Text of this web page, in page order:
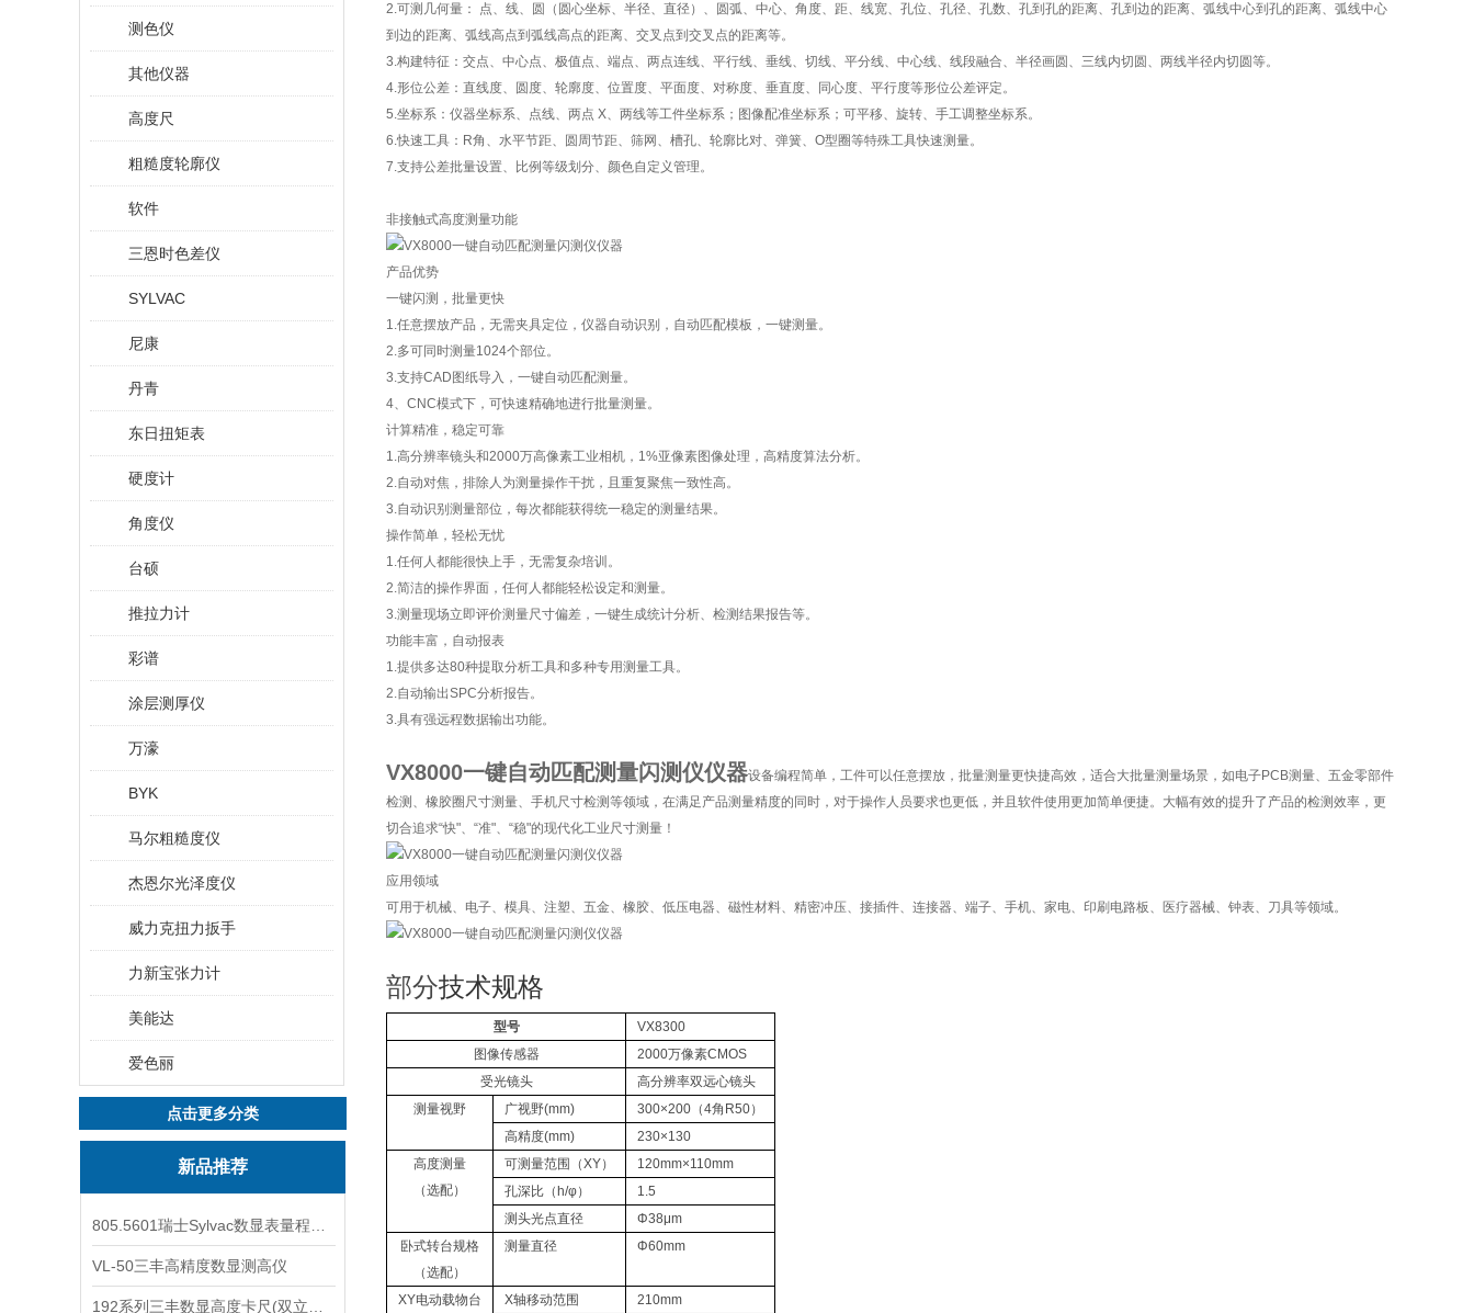
测色仪
其他仪器
高度尺
粗糙度轮廓仪
软件
三恩时色差仪
SYLVAC
尼康
丹青
东日扭矩表
硬度计
角度仪
台硕
推拉力计
彩谱
涂层测厚仪
万濠
BYK
马尔粗糙度仪
杰恩尔光泽度仪
威力克扭力扳手
力新宝张力计
美能达
爱色丽
点击更多分类
新品推荐
VL-50三丰高精度数显测高仪
2.可测几何量： 点、线、圆（圆心坐标、半径、直径）、圆弧、中心、角度、距、线宽、孔位、孔径、孔数、孔到孔的距离、孔到边的距离、弧线中心到孔的距离、弧线中心
到边的距离、弧线高点到弧线高点的距离、交叉点到交叉点的距离等。
3.构建特征：交点、中心点、极值点、端点、两点连线、平行线、垂线、切线、平分线、中心线、线段融合、半径画圆、三线内切圆、两线半径内切圆等。
4.形位公差：直线度、圆度、轮廓度、位置度、平面度、对称度、垂直度、同心度、平行度等形位公差评定。
5.坐标系：仪器坐标系、点线、两点 X、两线等工件坐标系；图像配准坐标系；可平移、旋转、手工调整坐标系。
6.快速工具：R角、水平节距、圆周节距、筛网、槽孔、轮廓比对、弹簧、O型圈等特殊工具快速测量。
7.支持公差批量设置、比例等级划分、颜色自定义管理。
非接触式高度测量功能
产品优势
一键闪测，批量更快
1.任意摆放产品，无需夹具定位，仪器自动识别，自动匹配模板，一键测量。
2.多可同时测量1024个部位。
3.支持CAD图纸导入，一键自动匹配测量。
4、CNC模式下，可快速精确地进行批量测量。
计算精准，稳定可靠
1.高分辨率镜头和2000万高像素工业相机，1%亚像素图像处理，高精度算法分析。
2.自动对焦，排除人为测量操作干扰，且重复聚焦一致性高。
3.自动识别测量部位，每次都能获得统一稳定的测量结果。
操作简单，轻松无忧
1.任何人都能很快上手，无需复杂培训。
2.简洁的操作界面，任何人都能轻松设定和测量。
3.测量现场立即评价测量尺寸偏差，一键生成统计分析、检测结果报告等。
功能丰富，自动报表
1.提供多达80种提取分析工具和多种专用测量工具。
2.自动输出SPC分析报告。
3.具有强远程数据输出功能。
VX8000一键自动匹配测量闪测仪仪器设备编程简单，工件可以任意摆放，批量测量更快捷高效，适合大批量测量场景，如电子PCB测量、五金零部件
检测、橡胶圈尺寸测量、手机尺寸检测等领域，在满足产品测量精度的同时，对于操作人员要求也更低，并且软件使用更加简单便捷。大幅有效的提升了产品的检测效率，更
切合追求“快"、“准"、“稳"的现代化工业尺寸测量！
应用领域
可用于机械、电子、模具、注塑、五金、橡胶、低压电器、磁性材料、精密冲压、接插件、连接器、端子、手机、家电、印刷电路板、医疗器械、钟表、刀具等领域。
部分技术规格
型号
VX8300
图像传感器
2000万像素CMOS
受光镜头
高分辨率双远心镜头
测量视野
广视野(mm)
300×200（4角R50）
高精度(mm)
230×130
高度测量
（选配）
可测量范围（XY）
120mm×110mm
孔深比（h/φ）
1.5
测头光点直径
Φ38μm
卧式转台规格
（选配）
测量直径 Φ60mm
XY电动载物台 X轴移动范围
210mm